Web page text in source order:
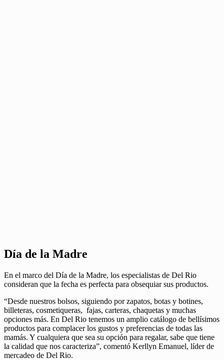
Día de la Madre
En el marco del Día de la Madre, los especialistas de Del Rio
consideran que la fecha es perfecta para obsequiar sus productos.
“Desde nuestros bolsos, siguiendo por zapatos, botas y botines,
billeteras, cosmetiqueras, fajas, carteras, chaquetas y muchas
opciones más. En Del Rio tenemos un amplio catálogo de bellísimos
productos para complacer los gustos y preferencias de todas las
mamás. Y cualquiera que sea su opción para regalar, sabe que tiene
la calidad que nos caracteriza”, comentó Kerllyn Emanuel, líder de
mercadeo de Del Rio.